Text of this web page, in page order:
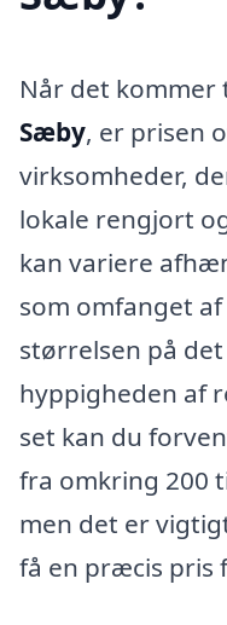
Når det kommer
Sæby, er prisen
virksomheder,
lokale rengjort
kan variere
som omfanget
størrelsen på
hyppigheden af
set kan du
fra omkring 200
men det er
få en præcis pris